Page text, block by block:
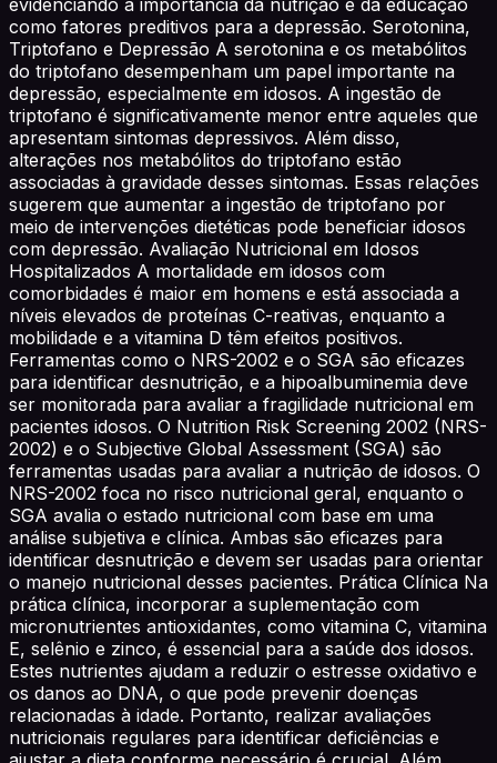
como fatores preditivos para a depressão. Serotonina,
Triptofano e Depressão A serotonina e os metabólitos
do triptofano desempenham um papel importante na
depressão, especialmente em idosos. A ingestão de
triptofano é significativamente menor entre aqueles que
apresentam sintomas depressivos. Além disso,
alterações nos metabólitos do triptofano estão
associadas à gravidade desses sintomas. Essas relações
sugerem que aumentar a ingestão de triptofano por
meio de intervenções dietéticas pode beneficiar idosos
com depressão. Avaliação Nutricional em Idosos
Hospitalizados A mortalidade em idosos com
comorbidades é maior em homens e está associada a
níveis elevados de proteínas C-reativas, enquanto a
mobilidade e a vitamina D têm efeitos positivos.
Ferramentas como o NRS-2002 e o SGA são eficazes
para identificar desnutrição, e a hipoalbuminemia deve
ser monitorada para avaliar a fragilidade nutricional em
pacientes idosos. O Nutrition Risk Screening 2002 (NRS-
2002) e o Subjective Global Assessment (SGA) são
ferramentas usadas para avaliar a nutrição de idosos. O
NRS-2002 foca no risco nutricional geral, enquanto o
SGA avalia o estado nutricional com base em uma
análise subjetiva e clínica. Ambas são eficazes para
identificar desnutrição e devem ser usadas para orientar
o manejo nutricional desses pacientes. Prática Clínica Na
prática clínica, incorporar a suplementação com
micronutrientes antioxidantes, como vitamina C, vitamina
E, selênio e zinco, é essencial para a saúde dos idosos.
Estes nutrientes ajudam a reduzir o estresse oxidativo e
os danos ao DNA, o que pode prevenir doenças
relacionadas à idade. Portanto, realizar avaliações
nutricionais regulares para identificar deficiências e